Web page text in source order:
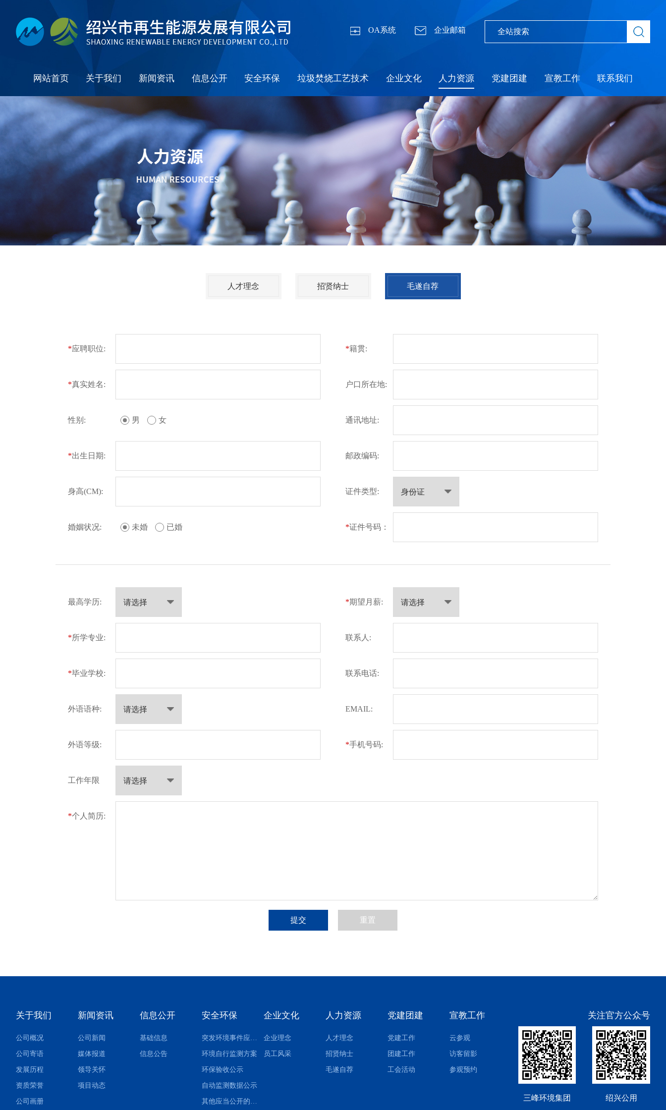
OA系统 企业邮箱
网站首页 关于我们 新闻资讯 信息公开 安全环保 垃圾焚烧工艺技术 企业文化 人力资源 党建团建 宣教工作 联系我们
人才理念 招贤纳士 毛遂自荐
*应聘职位: *籍贯:
*真实姓名: 户口所在地:
性别: 男 女 通讯地址:
*出生日期: 邮政编码:
身高(CM): 证件类型:
婚姻状况: 未婚 已婚 *证件号码：
最高学历: *期望月薪:
*所学专业: 联系人:
*毕业学校: 联系电话:
外语语种: EMAIL:
外语等级: *手机号码:
工作年限
*个人简历:
重置
关于我们
公司概况
公司寄语
发展历程
资质荣誉
公司画册
新闻资讯
公司新闻
媒体报道
领导关怀
项目动态
信息公开
基础信息
信息公告
安全环保
环境自行监测方案
环保验收公示
自动监测数据公示
企业文化
企业理念
员工风采
人力资源
人才理念
招贤纳士
毛遂自荐
党建团建
党建工作
团建工作
工会活动
宣教工作
云参观
访客留影
参观预约
关注官方公众号
三峰环境集团 绍兴公用